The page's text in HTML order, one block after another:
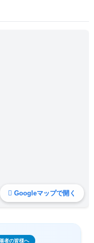
Googleマップで開く
者の皆様へ